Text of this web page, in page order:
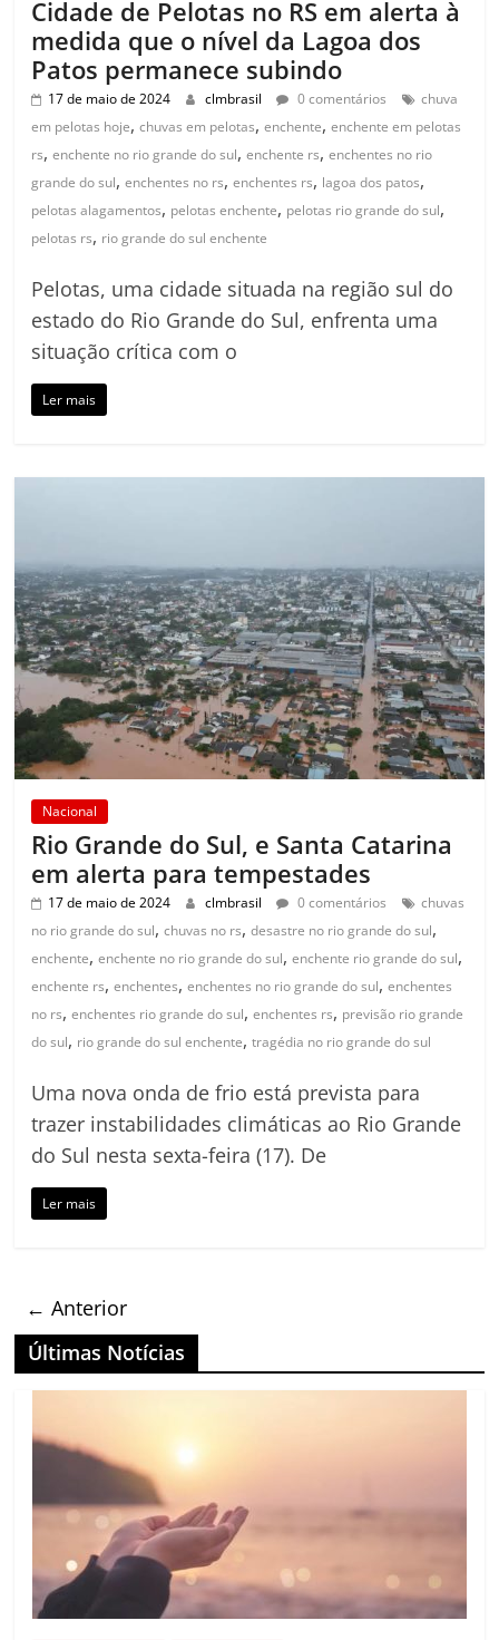
Cidade de Pelotas no RS em alerta à
medida que o nível da Lagoa dos
Patos permanece subindo
17 de maio de 2024 clmbrasil 0 comentários
chuva
em pelotas hoje,chuvas em pelotas,enchente,enchente em pelotas
rs,enchente no rio grande do sul,enchente rs,enchentes no rio
grande do sul,enchentes no rs,enchentes rs, lagoa dos patos,
pelotas alagamentos, pelotas enchente, pelotas rio grande do sul,
pelotas rs, rio grande do sul enchente
Pelotas, uma cidade situada na região sul do
estado do Rio Grande do Sul, enfrenta uma
situação crítica com o
Ler mais
Nacional
Rio Grande do Sul, e Santa Catarina
em alerta para tempestades
17 de maio de 2024 clmbrasil 0 comentários
chuvas
no rio grande do sul,chuvas no rs,desastre no rio grande do sul,
enchente,enchente no rio grande do sul,enchente rio grande do sul,
enchente rs,enchentes,enchentes no rio grande do sul,enchentes
no rs,enchentes rio grande do sul,enchentes rs, previsão rio grande
do sul, rio grande do sul enchente,tragédia no rio grande do sul
Uma nova onda de frio está prevista para
trazer instabilidades climáticas ao Rio Grande
do Sul nesta sexta-feira (17). De
Ler mais
← Anterior
Últimas Notícias